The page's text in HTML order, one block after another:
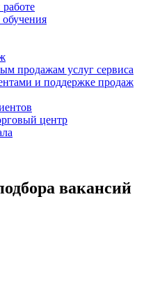
продажам услуг сервиса
и поддержке продаж
центр
вакансий